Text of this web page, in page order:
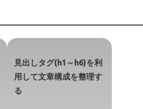
見出しタグ(h1～h6)を利
用して文章構成を整理す
る